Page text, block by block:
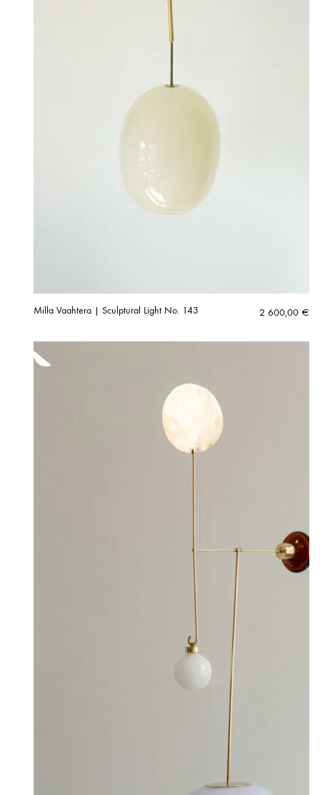
Milla Vaahtera | Sculptural Light No. 143 2 600,00 €